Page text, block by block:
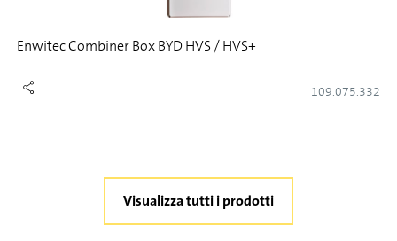
Enwitec Combiner Box BYD HVS / HVS+
109.075.332
Visualizza tutti i prodotti